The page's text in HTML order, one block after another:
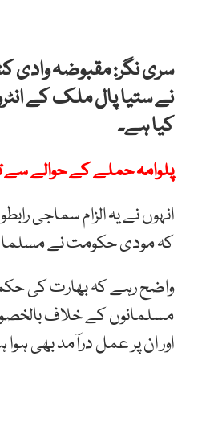
سری نگر: مقبوضہ وادی
نے ستیا پال ملک کے
کیا ہے۔
پلوامہ حملے کے حوالے سے
انہوں نے یہ الزام سماجی
کہ مودی حکومت نے مسلمان
واضح رہے کہ بھارت کی
مسلمانوں کے خلاف
اور ان پر عمل درآمد بھی